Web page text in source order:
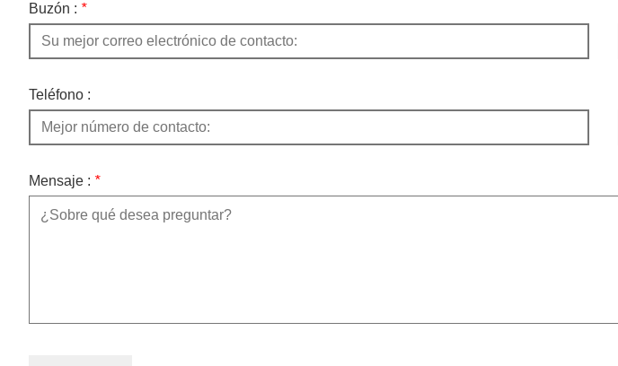
Buzón : *
Teléfono :
Mensaje : *